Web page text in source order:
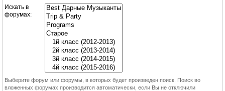
Искать в
форумах:
Выберите форум или форумы, в которых будет произведен поиск. Поиск во
вложенных форумах производится автоматически, если Вы не отключили